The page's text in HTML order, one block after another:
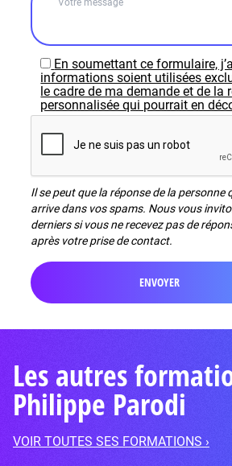
En soumettant ce formulaire,
informations soient utilisées
le cadre de ma demande et de la
personnalisée qui pourrait en
Il se peut que la réponse de la personne
arrive dans vos spams. Nous vous
derniers si vous ne recevez pas de
après votre prise de contact.
Les autres
Philippe Parodi
VOIR TOUTES SES FORMATIONS ›